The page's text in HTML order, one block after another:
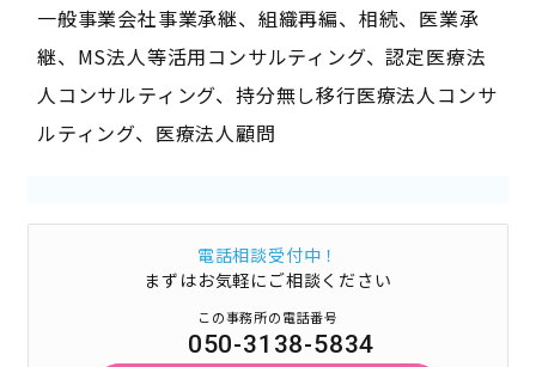
一般事業会社事業承継、組織再編、相続、医業承
継、MS法人等活用コンサルティング、認定医療法
人コンサルティング、持分無し移行医療法人コンサ
ルティング、医療法人顧問
電話相談受付中！
まずはお気軽にご相談ください
この事務所の電話番号
050-3138-5834